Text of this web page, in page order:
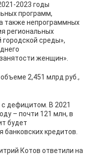
2023 годы
программ,
также непрограммных
региональных
среды»,
женщин».
2,451 млрд руб.,
дефицитом. В 2021
– почти 121 млн, в
будет
кредитов.
Котов ответили на